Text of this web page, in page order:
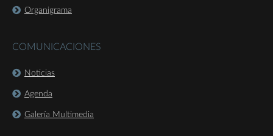
Organigrama
COMUNICACIONES
Noticias
Agenda
Galería Multimedia